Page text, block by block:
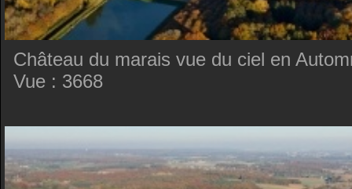
Château du marais vue du ciel en
Vue : 3668